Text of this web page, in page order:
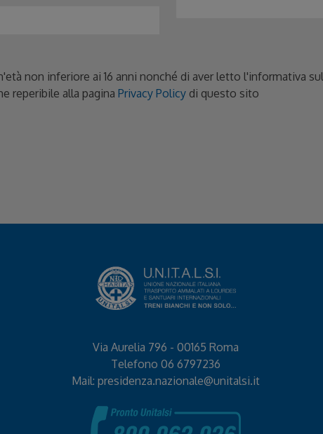
non inferiore ai 16 anni nonché di aver letto l'informativa
reperibile alla pagina Privacy Policy di questo sito
Via Aurelia 796 - 00165 Roma
Telefono 06 6797236
Mail: presidenza.nazionale@unitalsi.it